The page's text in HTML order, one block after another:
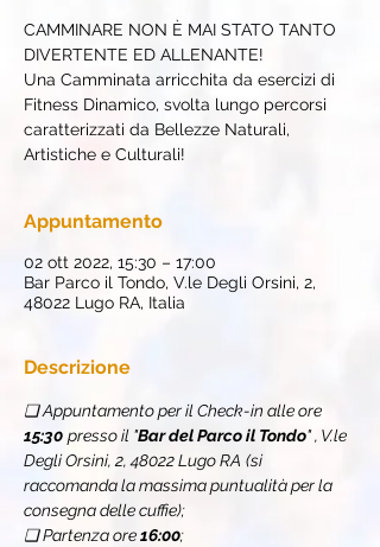
CAMMINARE NON È MAI STATO TANTO
DIVERTENTE ED ALLENANTE!
Una Camminata arricchita da esercizi di
Fitness Dinamico, svolta lungo percorsi
caratterizzati da Bellezze Naturali,
Artistiche e Culturali!
Appuntamento
02 ott 2022, 15:30 – 17:00
Bar Parco il Tondo, V.le Degli Orsini, 2,
48022 Lugo RA, Italia
Descrizione
❏ Appuntamento per il Check-in alle ore
15:30 presso il "Bar del Parco il Tondo" , V.le
Degli Orsini, 2, 48022 Lugo RA (si
raccomanda la massima puntualità per la
consegna delle cuffie);
❏ Partenza ore 16:00;